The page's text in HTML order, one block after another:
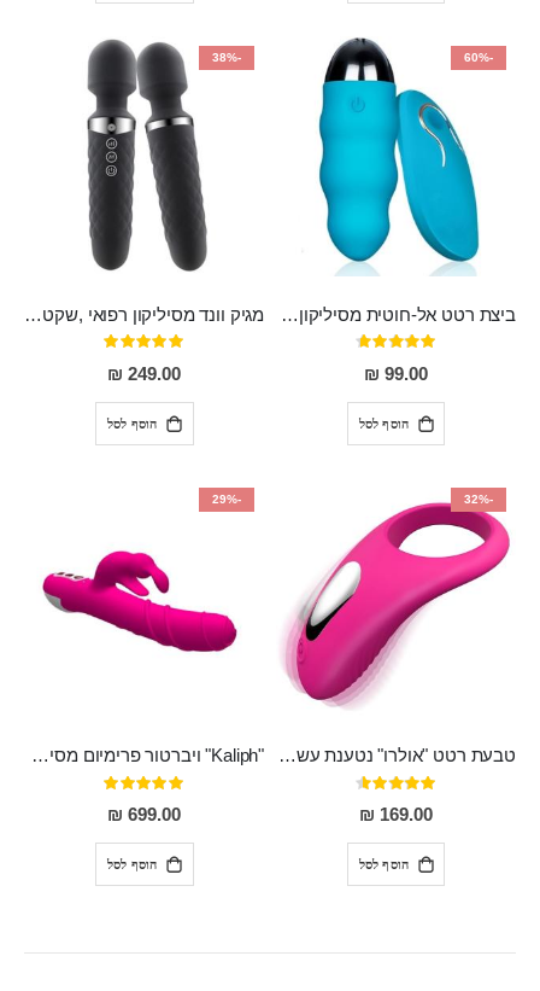
-60%
ביצת רטט אל-חוטית מסיליקון רפואי בגודל של 8 ס"מ ורוחב 3 ס"מ בעלת 20 מהירויות שונות "ENKI"
דירוג:
93%
99.00 ₪
הוסף לסל
-38%
מגיק וונד מסיליקון רפואי ,שקט במיוחד, נטען בעל 10 מהירויות שונות "Erna"
דירוג:
100%
249.00 ₪
הוסף לסל
-32%
טבעת רטט "אולרו" נטענת עשויה סיליקון רפואי עם רטט חזק ומטריף חושים
דירוג:
91%
169.00 ₪
הוסף לסל
-29%
"Kaliph" ויברטור פרימיום מסיליקון רפואי , נטען, שקט במיוחד, מסתובב ומתפתל, שמנמן עם חדירה 14 סמ
דירוג:
100%
699.00 ₪
הוסף לסל